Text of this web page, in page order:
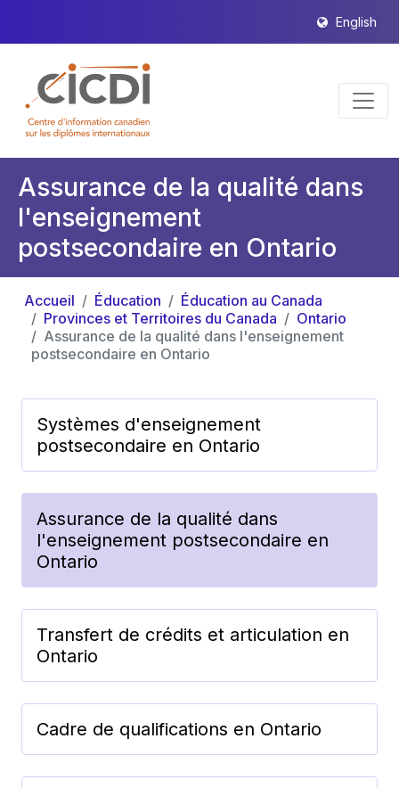
English
Assurance de la qualité dans
l'enseignement
postsecondaire en Ontario
Accueil Éducation
Éducation au Canada
Provinces et Territoires du Canada
Ontario
Assurance de la qualité dans l'enseignement
postsecondaire en Ontario
Systèmes d'enseignement
postsecondaire en Ontario
Assurance de la qualité dans
l'enseignement postsecondaire en
Ontario
Transfert de crédits et articulation en
Ontario
Cadre de qualifications en Ontario